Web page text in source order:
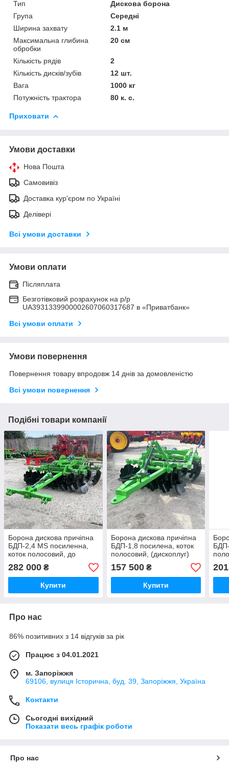
Тип
Дискова борона
Група
Середні
Ширина захвату
2.1 м
Максимальна глибина
обробки
20 см
Кількість рядів
2
Кількість дисків/зубів
12 шт.
Вага
1000 кг
Потужність трактора
80 к. с.
Приховати
Умови доставки
Нова Пошта
Самовивіз
Доставка кур'єром по Україні
Делівері
Всі умови доставки
Умови оплати
Післяплата
Безготівковий розрахунок на р/р
UA3931339900002607060317687 в «Приватбанк»
Всі умови оплати
Умови повернення
Повернення товару впродовж 14 днів за домовленістю
Всі умови повернення
Подібні товари компанії
Борона дискова причіпна
БДП-2,4 MS посиленна,
коток полосовий, до
тракторів МТЗ
282 000 ₴
Купити
Борона дискова причіпна
БДП-1,8 посилена, коток
полосовий, (дископлуг)
157 500₴
Купити
МТЗ
Про нас
86% позитивних з 14 відгуків за рік
Працює з 04.01.2021
м. Запоріжжя
69106, вулиця Історична, буд. 39, Запоріжжя, Україна
Контакти
Сьогодні вихідний
Показати весь графік роботи
Про нас